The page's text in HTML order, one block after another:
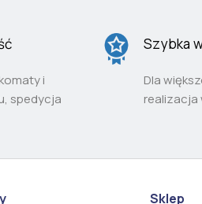
i
spedycja
Szybka
Dla
realizacja
Sklep